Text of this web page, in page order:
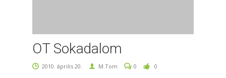
OT Sokadalom
2010. április 20. M.Tom 0 0